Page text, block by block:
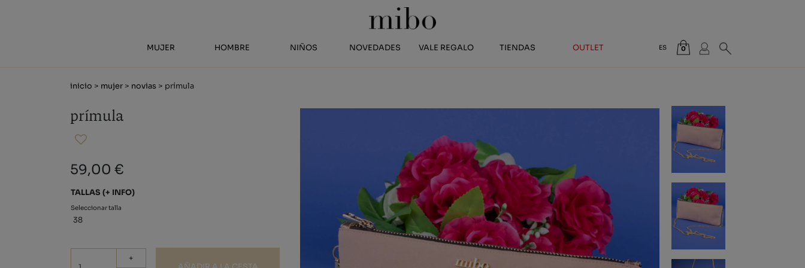
MUJER HOMBRE NIÑOS NOVEDADES VALE REGALO TIENDAS OUTLET ES 0
inicio > mujer > novias > prímula
prímula
59,00 €
TALLAS (+ INFO)
Seleccionar talla
38
+